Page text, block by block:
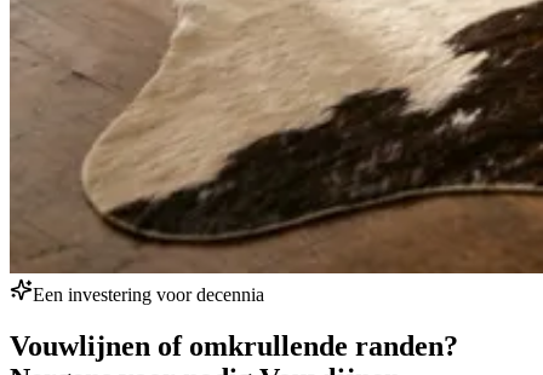
Een investering voor decennia
Vouwlijnen of omkrullende randen?